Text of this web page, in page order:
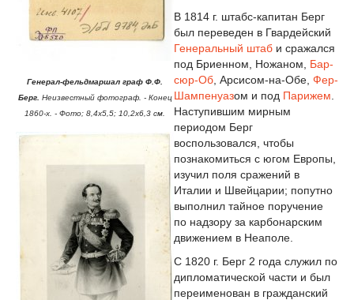
Генерал-фельдмаршал граф Ф.Ф.
Берг. Неизвестный фотограф. - Конец
1860-х. - Фото; 8,4х5,5; 10,2х6,3 см.
В 1814 г. штабс-капитан Берг
был переведен в Гвардейский
Генеральный штаб и сражался
под Бриенном, Ножаном, Бар-
сюр-Об , Арсисом-на-Обе, Фер-
Шампенуазом и под Парижем
Наступившим мирным
периодом Берг
воспользовался, чтобы
познакомиться с югом Европы,
изучил поля сражений в
Италии и Швейцарии; попутно
выполнил тайное поручение
по надзору за карбонарским
движением в Неаполе.
С 1820 г. Берг 2 года служил по
дипломатической части и был
переименован в гражданский